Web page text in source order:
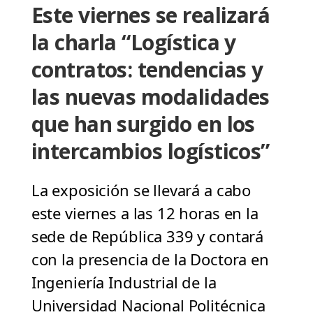
Este viernes se realizará
la charla “Logística y
contratos: tendencias y
las nuevas modalidades
que han surgido en los
intercambios logísticos”
La exposición se llevará a cabo
este viernes a las 12 horas en la
sede de República 339 y contará
con la presencia de la Doctora en
Ingeniería Industrial de la
Universidad Nacional Politécnica